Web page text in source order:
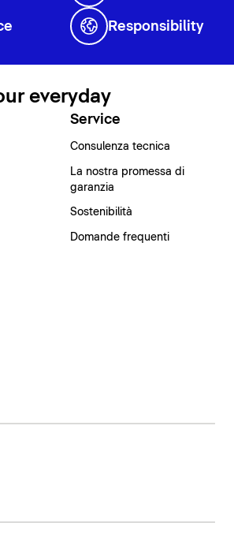
Responsibility
everyday
Service
Consulenza tecnica
La nostra promessa di
garanzia
Sostenibilità
Domande frequenti